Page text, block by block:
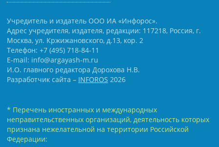
Учредитель и издатель ООО ИА «Инфорос».
Адрес учредителя, издателя, редакции: 117218, Россия, г.
Москва, ул. Кржижановского, д.13, кор. 2
Телефон: +7 (495) 718-84-11
E-mail: info@argayash-m.ru
И.О. главного редактора Дорохова Н.В.
Разработчик сайта – INFOROS 2026
* Перечень иностранных и международных
неправительственных организаций, деятельность которых
признана нежелательной на территории Российской
Федерации: